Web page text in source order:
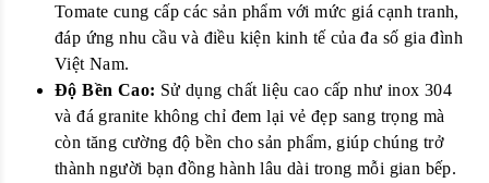
Tomate cung cấp các sản phẩm với mức giá cạnh tranh,
đáp ứng nhu cầu và điều kiện kinh tế của đa số gia đình
Việt Nam.
Độ Bền Cao: Sử dụng chất liệu cao cấp như inox 304
và đá granite không chỉ đem lại vẻ đẹp sang trọng mà
còn tăng cường độ bền cho sản phẩm, giúp chúng trở
thành người bạn đồng hành lâu dài trong mỗi gian bếp.